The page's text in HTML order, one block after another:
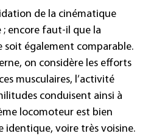
de la cinématique
; encore faut-il que la
soit également comparable.
on considère les efforts
musculaires, l’activité
conduisent ainsi à
locomoteur est bien
identique, voire très voisine.